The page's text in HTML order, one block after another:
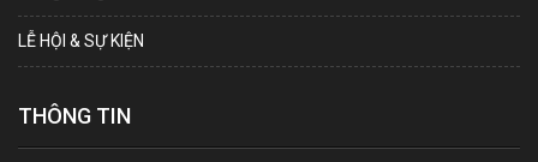
LỄ HỘI & SỰ KIỆN
THÔNG TIN